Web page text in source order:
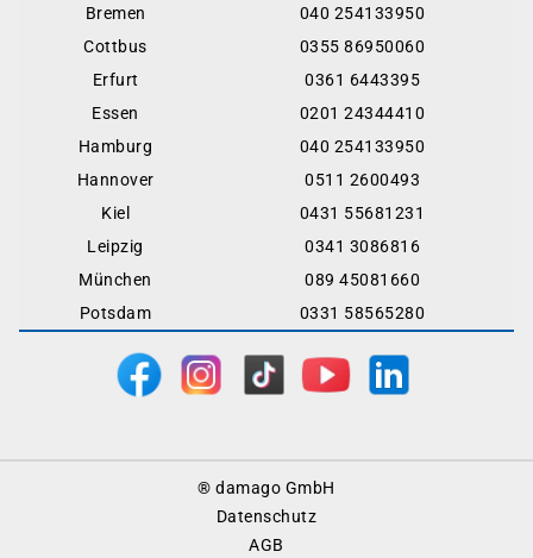
Bremen
040 254133950
Cottbus
0355 86950060
Erfurt
0361 6443395
Essen
0201 24344410
Hamburg
040 254133950
Hannover
0511 2600493
Kiel
0431 55681231
Leipzig
0341 3086816
München
089 45081660
Potsdam
0331 58565280
® damago GmbH
Datenschutz
AGB